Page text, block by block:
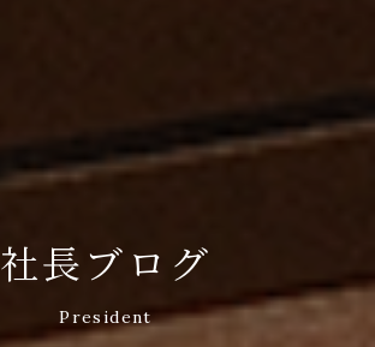
社長ブログ
President